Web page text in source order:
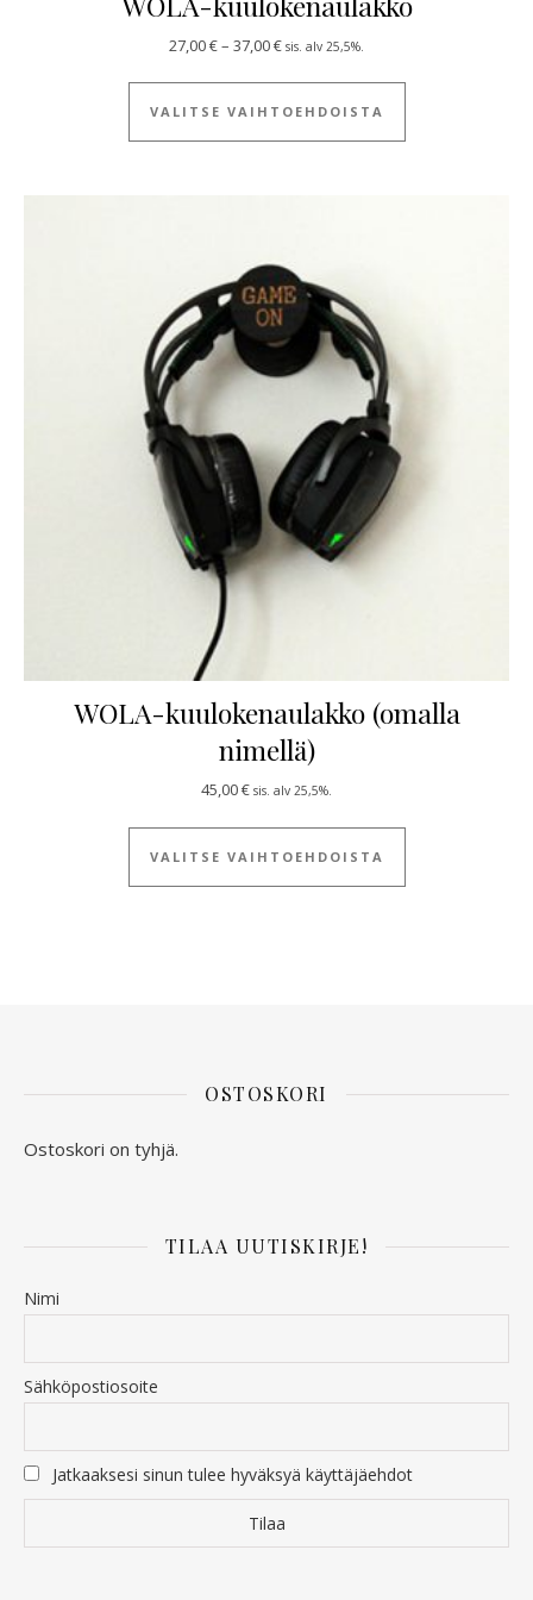
27,00€– 37,00€Hintaluokka: 27,00 € - 37,00 €
sis. alv 25,5%.
VALITSE VAIHTOEHDOISTA
Tällä tuotteella
WOLA-kuulokenaulakko (omalla
nimellä)
45,00€ sis. alv 25,5%.
VALITSE VAIHTOEHDOISTA
Tällä tuotteella
OSTOSKORI
Ostoskori on tyhjä.
TILAA UUTISKIRJE!
Nimi
Sähköpostiosoite
Jatkaaksesi sinun tulee hyväksyä käyttäjäehdot